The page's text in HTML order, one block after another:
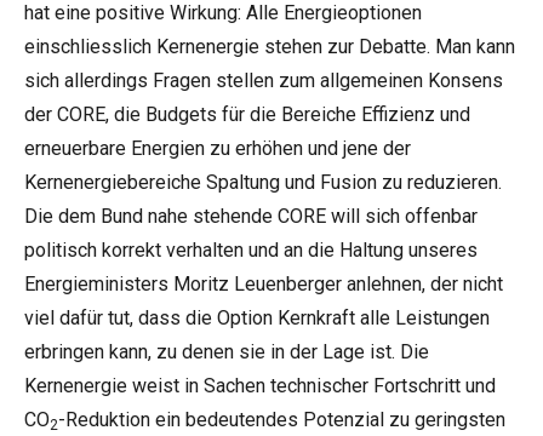
hat eine positive Wirkung: Alle Energieoptionen
einschliesslich Kernenergie stehen zur Debatte. Man kann
sich allerdings Fragen stellen zum allgemeinen Konsens
der CORE, die Budgets für die Bereiche Effizienz und
erneuerbare Energien zu erhöhen und jene der
Kernenergiebereiche Spaltung und Fusion zu reduzieren.
Die dem Bund nahe stehende CORE will sich offenbar
politisch korrekt verhalten und an die Haltung unseres
Energieministers Moritz Leuenberger anlehnen, der nicht
viel dafür tut, dass die Option Kernkraft alle Leistungen
erbringen kann, zu denen sie in der Lage ist. Die
Kernenergie weist in Sachen technischer Fortschritt und
CO2-Reduktion ein bedeutendes Potenzial zu geringsten